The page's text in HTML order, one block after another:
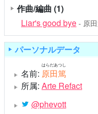
作曲/編曲 (1)
Liar's good bye - 原
パーソナルデータ
名前: 原田篤
はらだあつし
所属: Arte Refact
@phevott